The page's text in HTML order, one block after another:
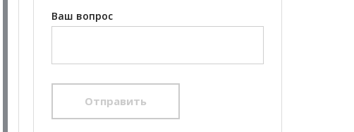
Ваш вопрос
Отправить